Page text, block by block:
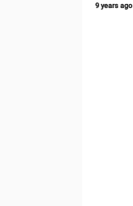
9 years ago